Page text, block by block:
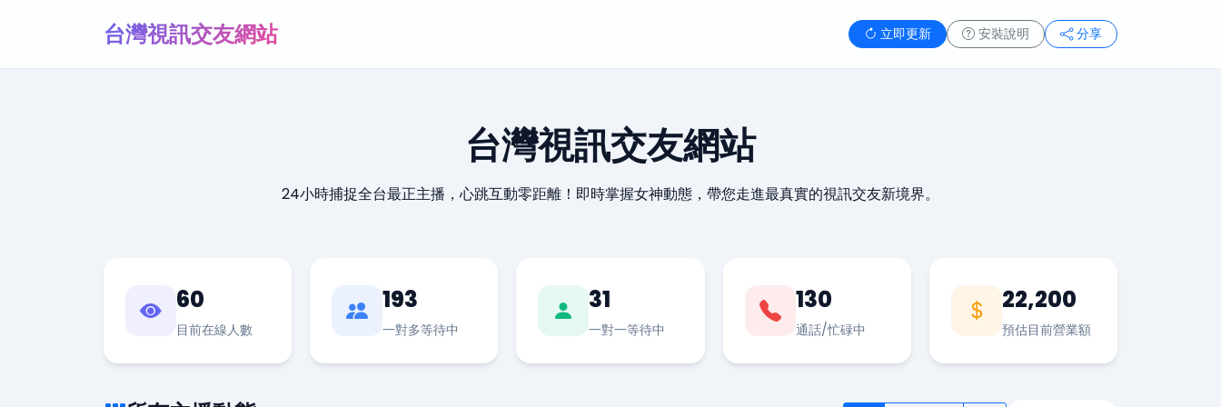
台灣視訊交友網站 立即更新 安裝說明 分享
台灣視訊交友網站
24小時捕捉全台最正主播，心跳互動零距離！即時掌握女神動態，帶您走進最真實的視訊交友新境界。
60
目前在線人數
193
一對多等待中
31
一對一等待中
130
通話/忙碌中
22,200
預估目前營業額